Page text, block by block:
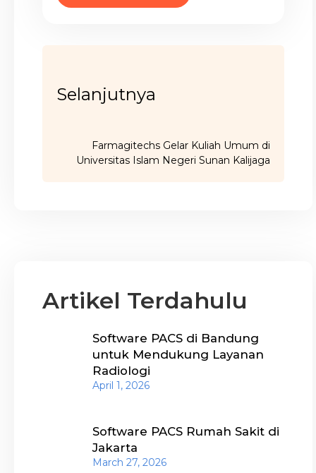
Selanjutnya
Farmagitechs Gelar Kuliah Umum di
Universitas Islam Negeri Sunan Kalijaga
Artikel Terdahulu
Software PACS di Bandung
untuk Mendukung Layanan
Radiologi
April 1, 2026
Software PACS Rumah Sakit di
Jakarta
March 27, 2026